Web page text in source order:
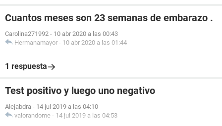
Cuantos meses son 23 semanas de embarazo .
Carolina271992 - 10 abr 2020 a las 00:43
Hermanamayor - 10 abr 2020 a las 01:44
1 respuesta
Test positivo y luego uno negativo
Alejabdra - 14 jul 2019 a las 04:10
valorandome - 14 jul 2019 a las 04:53